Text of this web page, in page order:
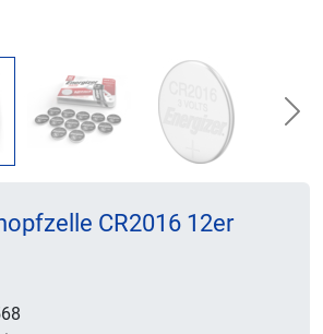
CR2016 12er